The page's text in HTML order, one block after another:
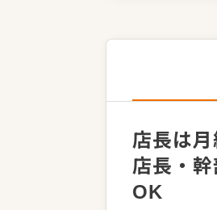
店長は
店長・
OK